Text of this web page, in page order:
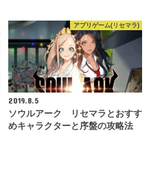
アプリゲーム(リセマラ)
2019.8.5
ソウルアーク リセマラとおすす
めキャラクターと序盤の攻略法